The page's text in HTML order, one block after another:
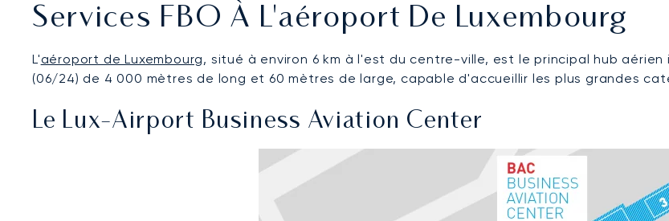
Services FBO À L'aéroport De Luxembourg
L'aéroport de Luxembourg, situé à environ 6 km à l'est du centre-ville, est le principal hub
(06/24) de 4 000 mètres de long et 60 mètres de large, capable d'accueillir les plus grandes
Le Lux-Airport Business Aviation Center